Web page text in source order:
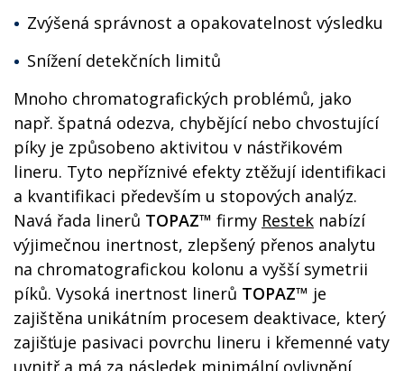
Zvýšená správnost a opakovatelnost výsledku
Snížení detekčních limitů
Mnoho chromatografických problémů, jako
např. špatná odezva, chybějící nebo chvostující
píky je způsobeno aktivitou v nástřikovém
lineru. Tyto nepříznivé efekty ztěžují identifikaci
a kvantifikaci především u stopových analýz.
Navá řada linerů TOPAZ™ firmy Restek nabízí
výjimečnou inertnost, zlepšený přenos analytu
na chromatografickou kolonu a vyšší symetrii
píků. Vysoká inertnost linerů TOPAZ™ je
zajištěna unikátním procesem deaktivace, který
zajišťuje pasivaci povrchu lineru i křemenné vaty
uvnitř a má za následek minimální ovlivnění